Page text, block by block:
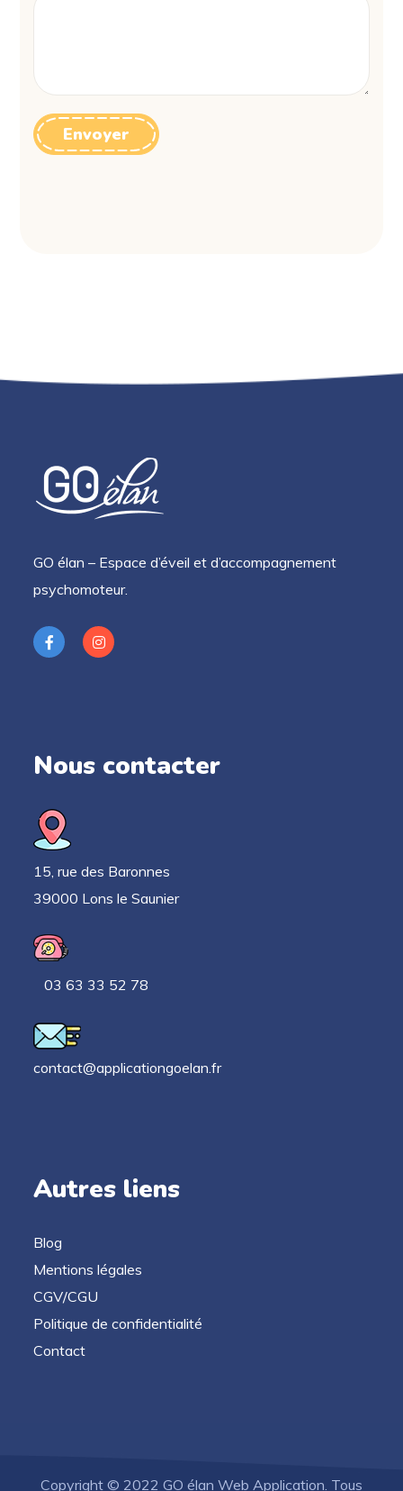
GO élan – Espace d’éveil et d’accompagnement
psychomoteur.
Nous contacter
15, rue des Baronnes
39000 Lons le Saunier
03 63 33 52 78
contact@applicationgoelan.fr
Autres liens
Blog
Mentions légales
CGV/CGU
Politique de confidentialité
Contact
Copyright © 2022 GO élan Web Application. Tous